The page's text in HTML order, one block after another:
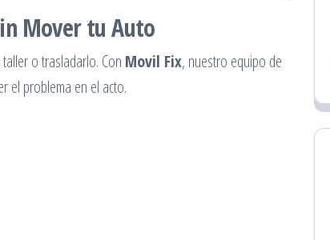
Mover tu Auto
o trasladarlo. Con Movil Fix, nuestro equipo de
el problema en el acto.